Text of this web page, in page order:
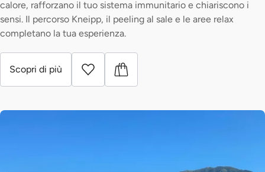
calore, rafforzano il tuo sistema immunitario e chiariscono i
sensi. Il percorso Kneipp, il peeling al sale e le aree relax
completano la tua esperienza.
Scopri di più